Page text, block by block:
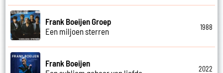
Frank Boeijen Groep
Een miljoen sterren
1988
Frank Boeijen
2022